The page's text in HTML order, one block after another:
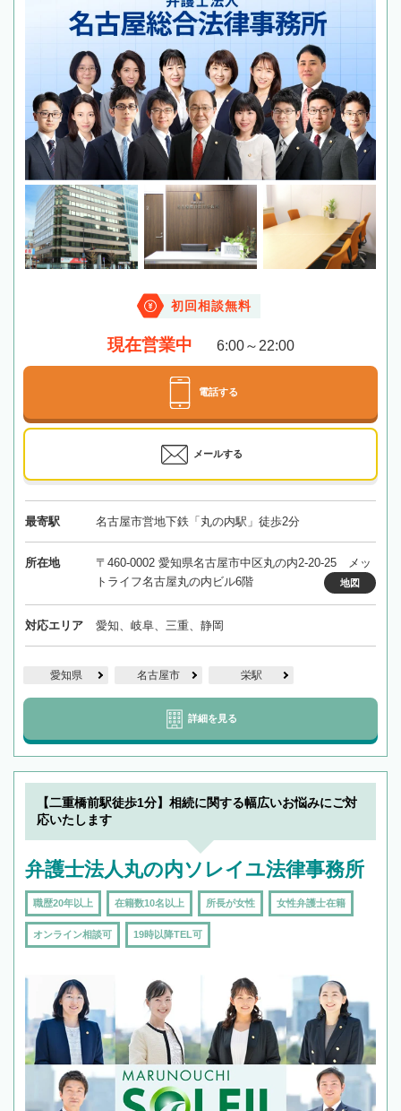
初回相談無料
現在営業中 6:00～22:00
電話する
メールする
最寄駅 名古屋市営地下鉄「丸の内駅」徒歩2分
所在地
〒460-0002 愛知県名古屋市中区丸の内2-20-25 メッ
トライフ名古屋丸の内ビル6階
地図
対応エリア 愛知、岐阜、三重、静岡
愛知県 名古屋市 栄駅
詳細を見る
【二重橋前駅徒歩1分】相続に関する幅広いお悩みにご対
応いたします
弁護士法人丸の内ソレイユ法律事務所
職歴20年以上 在籍数10名以上 所長が女性 女性弁護士在籍
オンライン相談可 19時以降TEL可